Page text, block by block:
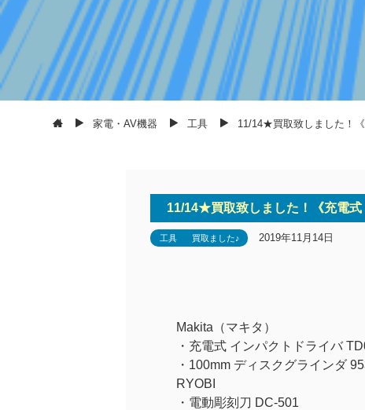
家電・AV機器 工具 11/14★買取致しました！
11/14★買取致しました！《充電
工具 買取ました♪ 2019年11月14日
Makita（マキタ）
・充電式 インパクトドライバ
・100mm ディスクグラインダ
RYOBI
・電動彫刻刀 DC-501